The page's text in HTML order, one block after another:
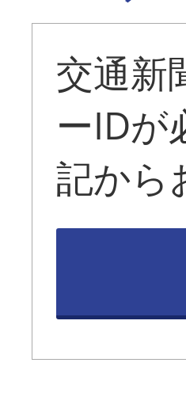
交通新
ーIDが
記から